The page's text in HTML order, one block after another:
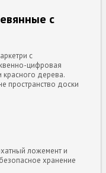
с
с
цифровая
красного дерева.
пространство доски
ложемент и
хранение